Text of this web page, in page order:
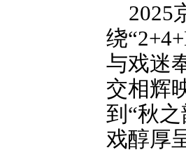
2025
绕
与戏迷
交相辉
到“秋
戏醇厚